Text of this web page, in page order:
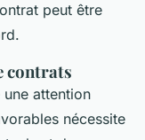
peut être
contrats
attention
nécessite